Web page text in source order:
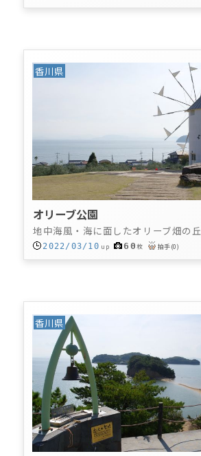
香川県
オリーブ公園
地中海風・海に面したオリーブ畑の丘
2022/03/10 up 60枚 拍手(0)
香川県